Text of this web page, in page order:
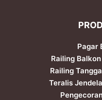
Pagar
Railing
Railing
Teralis